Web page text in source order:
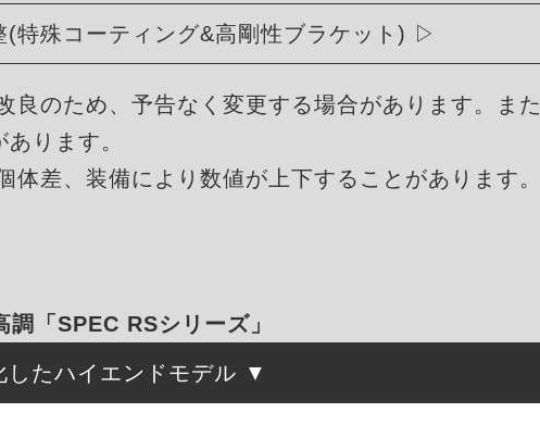
(特殊コーティング&高剛性ブラケット)
良のため、予告なく変更する場合があります。ま
ります。
体差、装備により数値が上下することがあります
「SPEC RSシリーズ」
したハイエンドモデル